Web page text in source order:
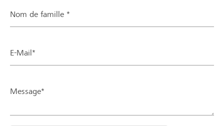
Nom de famille *
E-Mail*
Message*